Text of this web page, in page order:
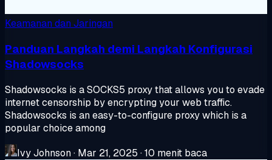
Keamanan dan Jaringan
Panduan Langkah demi Langkah Konfigurasi
Shadowsocks
Shadowsocks is a SOCKS5 proxy that allows you to evade
internet censorship by encrypting your web traffic.
Shadowsocks is an easy-to-configure proxy which is a
popular choice among
Ivy Johnson· Mar 21, 2025 ·10 menit baca